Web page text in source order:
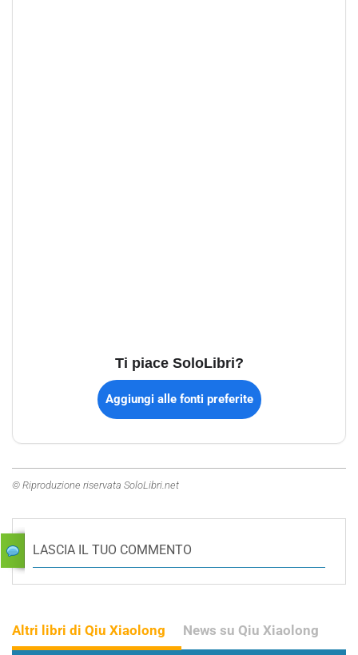
Ti piace SoloLibri?
Aggiungi alle fonti preferite
© Riproduzione riservata SoloLibri.net
LASCIA IL TUO COMMENTO
Altri libri di Qiu Xiaolong News su Qiu Xiaolong